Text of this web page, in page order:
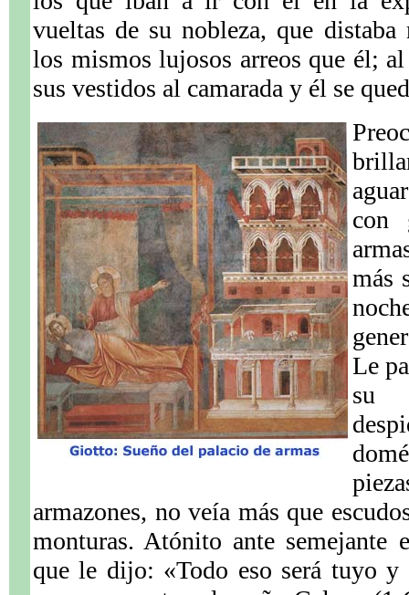
vueltas de su nobleza, que
los mismos lujosos arreos que él;
sus vestidos al camarada y él se
con
más
Le
su
armazones, no veía más que
monturas. Atónito ante semejante
que le dijo: «Todo eso será tuyo